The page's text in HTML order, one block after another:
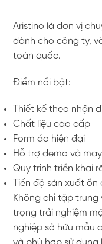
Aristino là đơn vị
dành cho công ty,
toàn quốc.
Điểm nổi bật:
Thiết kế theo nhận
Chất liệu cao cấp
Form áo hiện đại
Hỗ trợ demo và
Quy trình triển khai
Tiến độ sản xuất ổn
Không chỉ tập trung
trọng trải nghiệm
nghiệp sở hữu mẫu